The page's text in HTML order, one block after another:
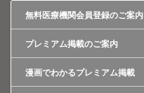
無料医療機関会員登録のご案内
プレミアム掲載のご案内
漫画でわかるプレミアム掲載